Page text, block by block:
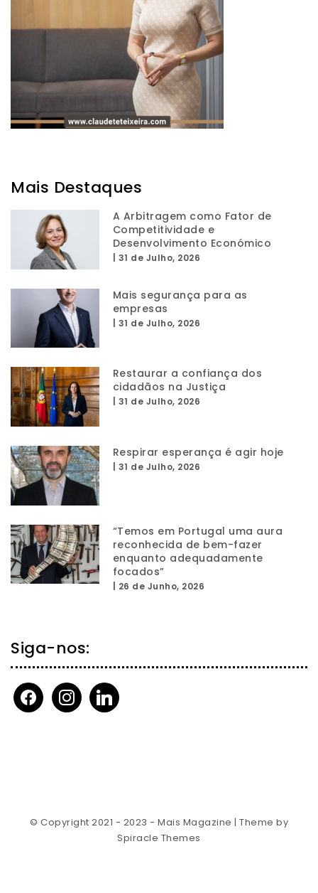
Mais Destaques
A Arbitragem como Fator de
Competitividade e
Desenvolvimento Económico
31 de Julho, 2026
Mais segurança para as
empresas
31 de Julho, 2026
Restaurar a confiança dos
cidadãos na Justiça
31 de Julho, 2026
Respirar esperança é agir hoje
31 de Julho, 2026
“Temos em Portugal uma aura
reconhecida de bem-fazer
enquanto adequadamente
focados”
26 de Junho, 2026
Siga-nos:
facebookinstagramlinkedin
© Copyright 2021 - 2023 - Mais Magazine | Theme by
Spiracle Themes